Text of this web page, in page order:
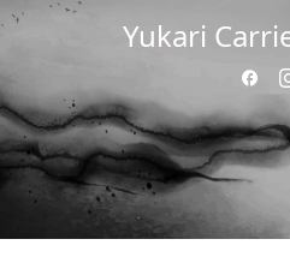
Yukari